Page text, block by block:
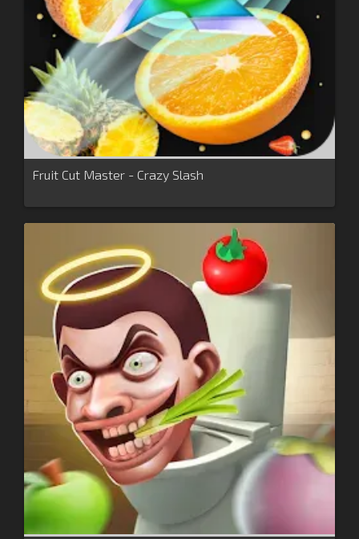
Fruit Cut Master - Crazy Slash